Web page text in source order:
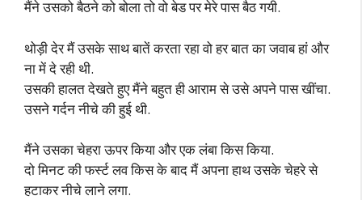
मैंने उसको बैठने को बोला तो वो बेड पर मेरे पास बैठ गयी.
थोड़ी देर मैं उसके साथ बातें करता रहा वो हर बात का जवाब हां और
ना में दे रही थी.
उसकी हालत देखते हुए मैंने बहुत ही आराम से उसे अपने पास खींचा.
उसने गर्दन नीचे की हुई थी.
मैंने उसका चेहरा ऊपर किया और एक लंबा किस किया.
दो मिनट की फर्स्ट लव किस के बाद मैं अपना हाथ उसके चेहरे से
हटाकर नीचे लाने लगा.